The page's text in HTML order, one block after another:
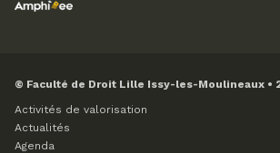
© Faculté de Droit Lille Issy-les-Moulineaux •
Activités de valorisation
Actualités
Agenda